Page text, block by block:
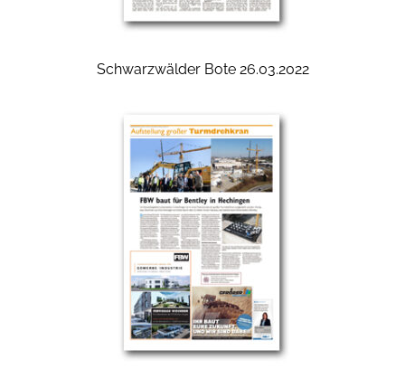
Schwarzwälder Bote 26.03.2022